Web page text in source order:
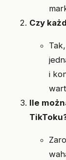
Czy
i
Ile